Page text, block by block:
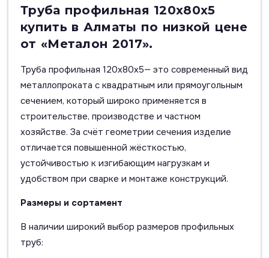
Труба профильная 120х80х5
купить в Алматы по низкой цене
от «Металон 2017».
Труба профильная 120х80х5— это современный вид
металлопроката с квадратным или прямоугольным
сечением, который широко применяется в
строительстве, производстве и частном
хозяйстве. За счёт геометрии сечения изделие
отличается повышенной жёсткостью,
устойчивостью к изгибающим нагрузкам и
удобством при сварке и монтаже конструкций.
Размеры и сортамент
В наличии широкий выбор размеров профильных
труб: